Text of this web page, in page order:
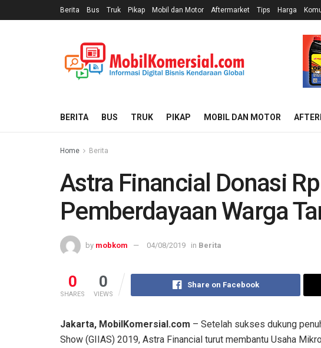
Berita Bus Truk Pikap Mobil dan Motor Aftermarket Tips Harga
BERITA BUS TRUK PIKAP MOBIL DAN MOTOR
Home Berita
Astra Financial Donasi
Pemberdayaan Warga
by mobkom 04/08/2019 in Berita
0
SHARES
0
VIEWS
Share on Facebook
Jakarta, MobilKomersial.com – Setelah sukses dukung
Show (GIIAS) 2019, Astra Financial turut membantu Usaha